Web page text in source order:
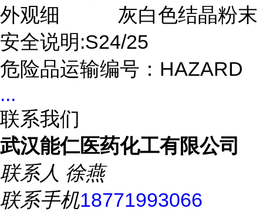
外观细 灰白色结晶粉末
安全说明:S24/25
危险品运输编号：HAZARD
...
联系我们
武汉能仁医药化工有限公司
联系人 徐燕
联系手机18771993066